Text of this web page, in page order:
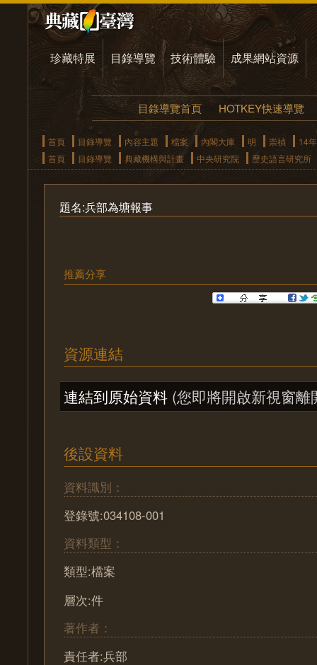
珍藏特展 目錄導覽 技術體驗 成果網站資源
目錄導覽首頁 HOTKEY快速導覽
首頁 目錄導覽 內容主題 檔案 內閣大庫 明 崇禎
14年
首頁
目錄導覽 典藏機構與計畫 中央研究院 歷史語言研究所
題名:兵部為塘報事
推薦分享
資源連結
連結到原始資料 (您即將開啟新視窗離
後設資料
資料識別：
登錄號:034108-001
資料類型：
類型:檔案
層次:件
著作者：
責任者:兵部